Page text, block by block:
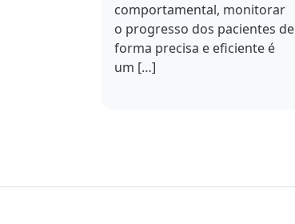
comportamental, monitorar
o progresso dos pacientes de
forma precisa e eficiente é
um […]